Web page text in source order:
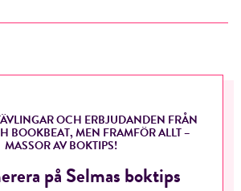
OCH ERBJUDANDEN FRÅN
BOOKBEAT, MEN FRAMFÖR ALLT –
MASSOR AV BOKTIPS!
på Selmas boktips